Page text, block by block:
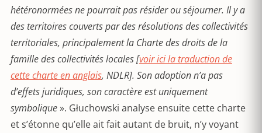
hétéronormées ne pourrait pas résider ou séjourner. Il y a
des territoires couverts par des résolutions des collectivités
territoriales, principalement la Charte des droits de la
famille des collectivités locales[voir ici la traduction de
cette charte en anglais, NDLR]. Son adoption n’a pas
d’effets juridiques, son caractère est uniquement
symbolique». Głuchowski analyse ensuite cette charte
et s’étonne qu’elle ait fait autant de bruit, n’y voyant